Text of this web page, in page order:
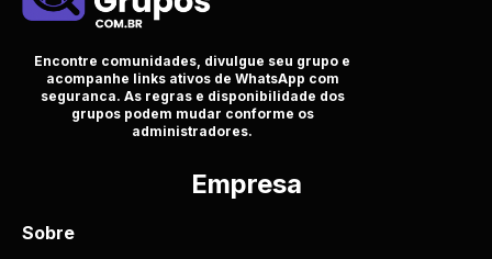
Encontre comunidades, divulgue seu grupo e
acompanhe links ativos de WhatsApp com
seguranca. As regras e disponibilidade dos
grupos podem mudar conforme os
administradores.
Empresa
Sobre